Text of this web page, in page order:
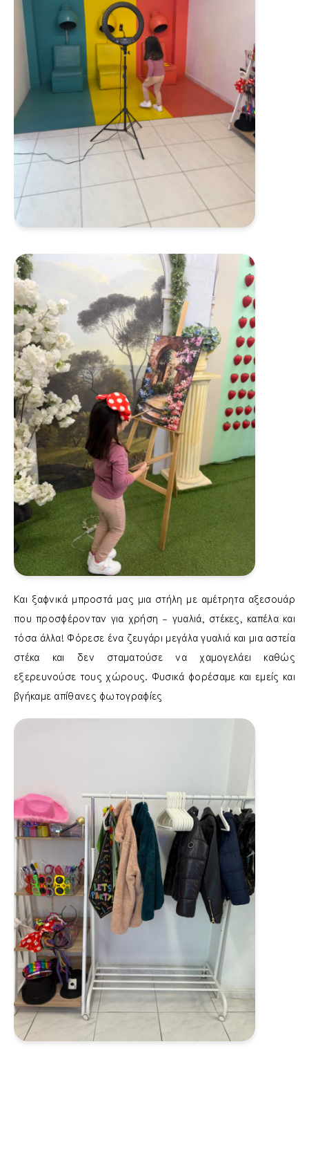
Και ξαφνικά μπροστά μας μια στήλη με αμέτρητα αξεσουάρ
που προσφέρονταν για χρήση – γυαλιά, στέκες, καπέλα και
τόσα άλλα! Φόρεσε ένα ζευγάρι μεγάλα γυαλιά και μια αστεία
στέκα και δεν σταματούσε να χαμογελάει καθώς
εξερευνούσε τους χώρους. Φυσικά φορέσαμε και εμείς και
βγήκαμε απίθανες φωτογραφίες